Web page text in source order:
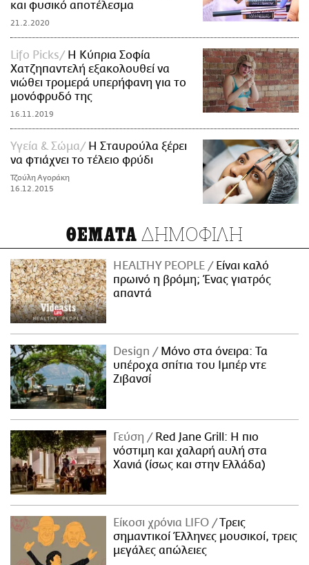
και φυσικό αποτέλεσμα
21.2.2020
Lifo Picks
Η Κύπρια Σοφία
Χατζηπαντελή εξακολουθεί να
νιώθει τρομερά υπερήφανη για το
μονόφρυδό της
16.11.2019
Υγεία & Σώμα
Η Σταυρούλα ξέρει
να φτιάχνει το τέλειο φρύδι
Τζούλη Αγοράκη
16.12.2015
ΘΕΜΑΤΑ ΔΗΜΟΦΙΛΗ
HEALTHY PEOPLE
Είναι καλό
πρωινό η βρόμη; Ένας γιατρός
απαντά
Design
Μόνο στα όνειρα: Τα
υπέροχα σπίτια του Ιμπέρ ντε
Ζιβανσί
Γεύση
Red Jane Grill: Η πιο
νόστιμη και χαλαρή αυλή στα
Χανιά (ίσως και στην Ελλάδα)
Είκοσι χρόνια LIFO
Tρεις
σημαντικοί Έλληνες μουσικοί, τρεις
μεγάλες απώλειες